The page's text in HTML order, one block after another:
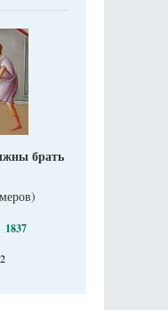
брать
1837